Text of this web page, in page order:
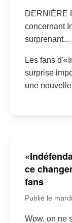
DERNIÈRE
concernant
surprenant…
Les fans
surprise
une
ce
fans
Publié le
Wow, on ne